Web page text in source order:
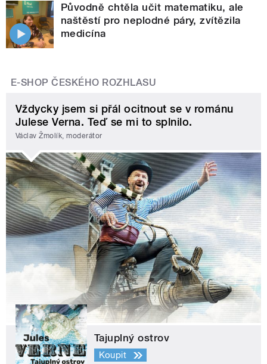
Původně chtěla učit matematiku, ale
naštěstí pro neplodné páry, zvítězila
medicína
E-SHOP ČESKÉHO ROZHLASU
Vždycky jsem si přál ocitnout se v románu
Julese Verna. Teď se mi to splnilo.
Václav Žmolík, moderátor
Tajuplný ostrov
Koupit